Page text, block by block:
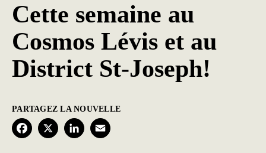
Cette semaine au
Cosmos Lévis et au
District St-Joseph!
PARTAGEZ LA NOUVELLE
F
X
L